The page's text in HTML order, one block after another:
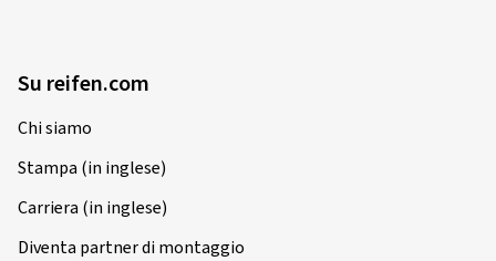
Su reifen.com
Chi siamo
Stampa (in inglese)
Carriera (in inglese)
Diventa partner di montaggio